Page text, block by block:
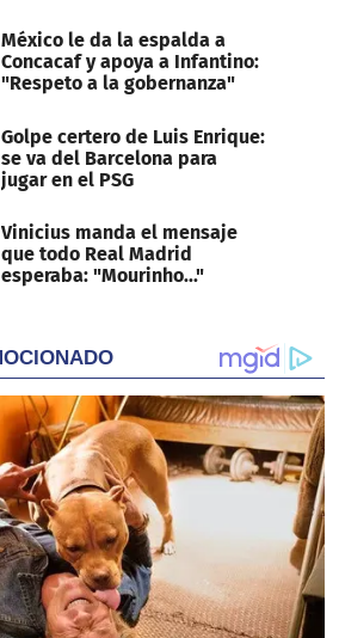
México le da la espalda a
Concacaf y apoya a Infantino:
"Respeto a la gobernanza"
Golpe certero de Luis Enrique:
se va del Barcelona para
jugar en el PSG
Vinicius manda el mensaje
que todo Real Madrid
esperaba: "Mourinho..."